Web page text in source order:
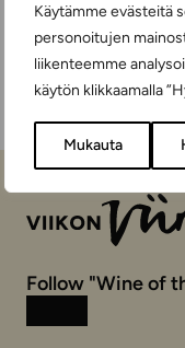
Käytämme evästeitä
personoitujen
liikenteemme
käytön klikkaamalla
Mukauta
Follow "Wine of